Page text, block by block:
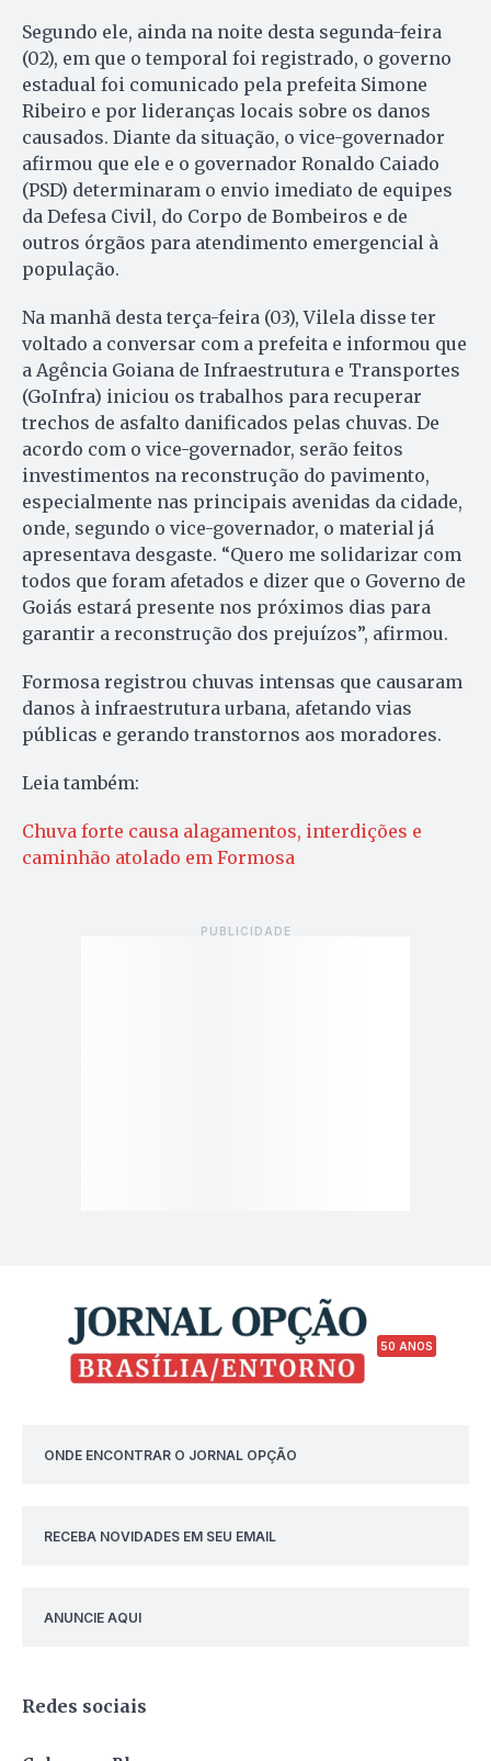
Segundo ele, ainda na noite desta segunda-feira
(02), em que o temporal foi registrado, o governo
estadual foi comunicado pela prefeita Simone
Ribeiro e por lideranças locais sobre os danos
causados. Diante da situação, o vice-governador
afirmou que ele e o governador Ronaldo Caiado
(PSD) determinaram o envio imediato de equipes
da Defesa Civil, do Corpo de Bombeiros e de
outros órgãos para atendimento emergencial à
população.
Na manhã desta terça-feira (03), Vilela disse ter
voltado a conversar com a prefeita e informou que
a Agência Goiana de Infraestrutura e Transportes
(GoInfra) iniciou os trabalhos para recuperar
trechos de asfalto danificados pelas chuvas. De
acordo com o vice-governador, serão feitos
investimentos na reconstrução do pavimento,
especialmente nas principais avenidas da cidade,
onde, segundo o vice-governador, o material já
apresentava desgaste. “Quero me solidarizar com
todos que foram afetados e dizer que o Governo de
Goiás estará presente nos próximos dias para
garantir a reconstrução dos prejuízos”, afirmou.
Formosa registrou chuvas intensas que causaram
danos à infraestrutura urbana, afetando vias
públicas e gerando transtornos aos moradores.
Leia também:
Chuva forte causa alagamentos, interdições e
caminhão atolado em Formosa
50 ANOS
ONDE ENCONTRAR O JORNAL OPÇÃO
RECEBA NOVIDADES EM SEU EMAIL
ANUNCIE AQUI
Redes sociais